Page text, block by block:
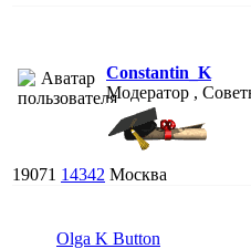
Constantin_K
Модератор ,
19071 14342 Москва
Olga K Button